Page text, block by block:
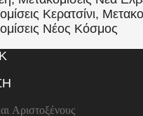
Κερατσίνι,
Νέος Κόσμος
Αριστοξένους